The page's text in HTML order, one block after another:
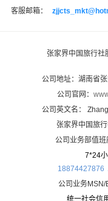
客服邮箱：
张家界中国旅行社
公司地址：湖南省
公司官网：
公司英文名：
张家界中国旅
公司业务部值
7*24
公司业务MSN/
统一社会信